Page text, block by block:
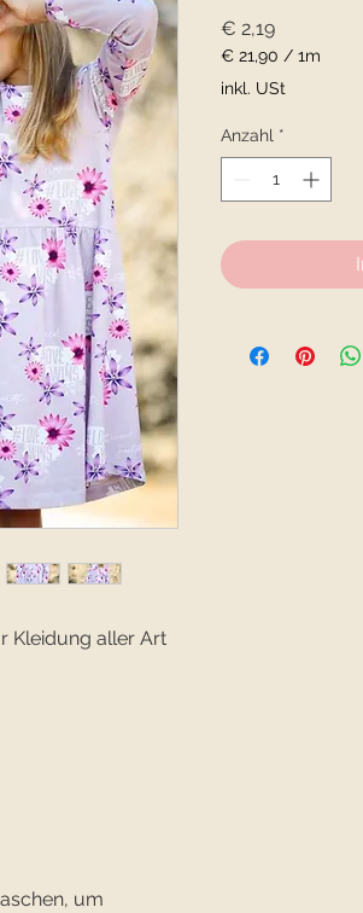
Kleidung aller Art
um
€ 2,19Preis
€ 21,90 / 1m
€ 21,90
1
Meter
inkl. USt
Anzahl *